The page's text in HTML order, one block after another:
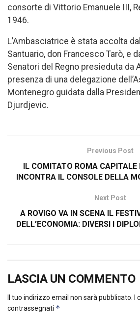
consorte di Vittorio Emanuele III,
1946.
L’Ambasciatrice è stata accolta
Santuario, don Francesco Tarò, e
Senatori del Regno presieduta da
presenza di una delegazione
Montenegro guidata dalla
Djurdjevic.
Previous Post
IL COMITATO ROMA CAPITALE
INCONTRA IL CONSOLE DELLA
Next Post
A ROVIGO VA IN SCENA IL
DELL’ECONOMIA: DIVERSI I
LASCIA UN COMMENTO
Il tuo indirizzo email non sarà pubblicato.
contrassegnati *